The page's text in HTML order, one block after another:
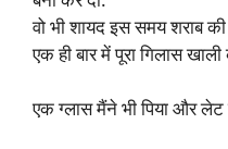
वो भी शायद इस समय शराब
एक ही बार में पूरा गिलास खाली
एक ग्लास मैंने भी पिया और लेट